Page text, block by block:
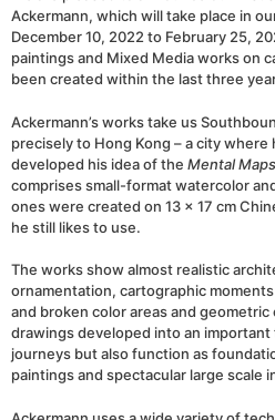
Ackermann, which will take place in
December 10, 2022 to February 25,
paintings and Mixed Media works on
been created within the last three
Ackermann’s works take us
precisely to Hong Kong – a city where
developed his idea of the Mental Maps
comprises small-format watercolor
ones were created on 13 x 17 cm
he still likes to use.
The works show almost realistic
ornamentation, cartographic
and broken color areas and
drawings developed into an
journeys but also function as
paintings and spectacular large scale